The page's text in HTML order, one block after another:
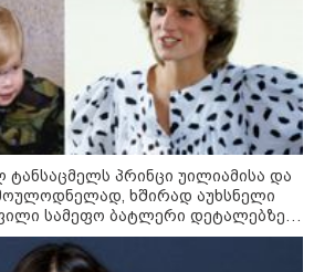
სიახლე
ვოლოდიმირ ზელენსკი - ამ
კვირაში გვექნება ახალი
კონტაქტები შუამავლებთან -
უკრაინა ყოველთვის აქტიურია
ტანსაცმელს პრინცი უილიამისა და
ხშირად აუხსნელი
სამეფო ბატლერი დეტალებზე